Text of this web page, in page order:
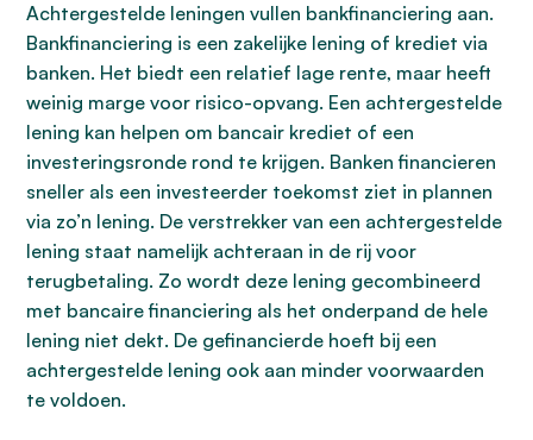
Achtergestelde leningen vullen bankfinanciering aan.
Bankfinanciering is een zakelijke lening of krediet via
banken. Het biedt een relatief lage rente, maar heeft
weinig marge voor risico-opvang. Een achtergestelde
lening kan helpen om bancair krediet of een
investeringsronde rond te krijgen. Banken financieren
sneller als een investeerder toekomst ziet in plannen
via zo’n lening. De verstrekker van een achtergestelde
lening staat namelijk achteraan in de rij voor
terugbetaling. Zo wordt deze lening gecombineerd
met bancaire financiering als het onderpand de hele
lening niet dekt. De gefinancierde hoeft bij een
achtergestelde lening ook aan minder voorwaarden
te voldoen.